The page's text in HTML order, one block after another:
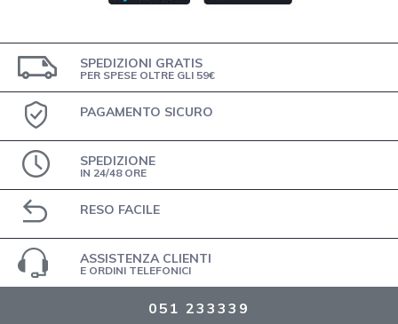
SPEDIZIONI GRATIS
PER SPESE OLTRE GLI 59€
PAGAMENTO SICURO
SPEDIZIONE
IN 24/48 ORE
RESO FACILE
ASSISTENZA CLIENTI
E ORDINI TELEFONICI
051 233339